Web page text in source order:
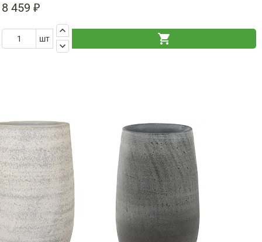
8 459 ₽
шт
keyboard_arrow_up
keyboard_arrow_down
shopping_cart